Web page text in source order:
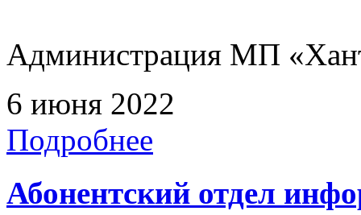
Администрация МП
6 июня 2022
Подробнее
Абонентский отдел